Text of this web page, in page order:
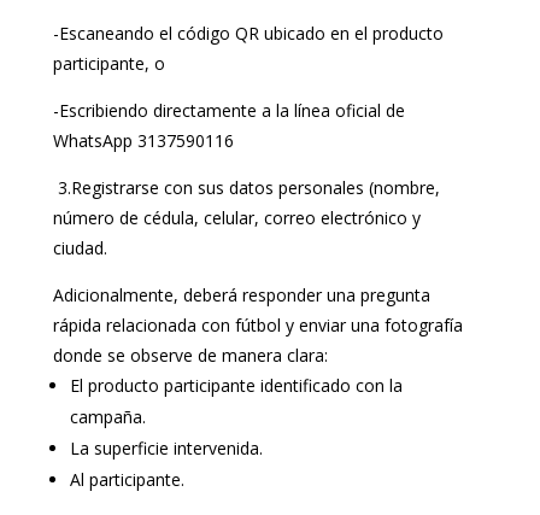
-Escaneando el código QR ubicado en el producto
participante, o
-Escribiendo directamente a la línea oficial de
WhatsApp 3137590116
3.Registrarse con sus datos personales (nombre,
número de cédula, celular, correo electrónico y
ciudad.
Adicionalmente, deberá responder una pregunta
rápida relacionada con fútbol y enviar una fotografía
donde se observe de manera clara:
El producto participante identificado con la
campaña.
La superficie intervenida.
Al participante.